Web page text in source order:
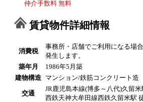
仲介手数料 無料
賃貸物件詳細情報
消費税
事務所・店舗でご利用になる場
発生します。
築年月
1986年5月築
建物構造 マンション/鉄筋コンクリート造
交通
JR鹿児島本線(博多～八代)久留
西鉄天神大牟田線西鉄久留米駅